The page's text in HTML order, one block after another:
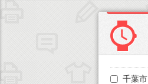
千葉市